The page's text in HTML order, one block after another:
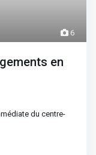
6
en
du centre-